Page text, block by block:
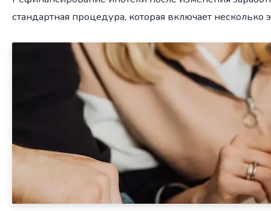
стандартная процедура, которая включает несколько